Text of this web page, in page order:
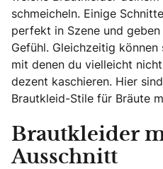
schmeicheln. Einige
perfekt in Szene und
Gefühl. Gleichzeitig
mit denen du vielleicht
dezent kaschieren. Hier
Brautkleid-Stile für Bräute
Brautkleider
Ausschnitt